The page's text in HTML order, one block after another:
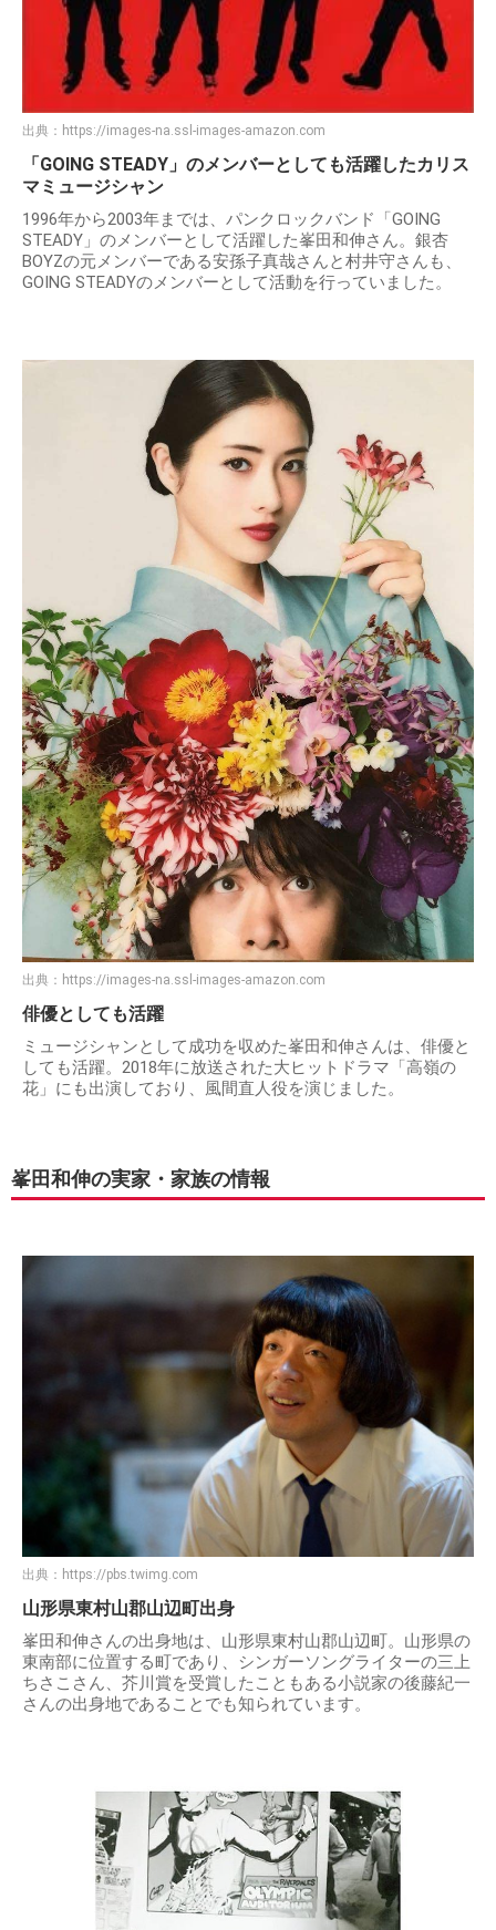
出典： https://images-na.ssl-images-amazon.com
「GOING STEADY」のメンバーとしても活躍したカリス
マミュージシャン
1996年から2003年までは、パンクロックバンド「GOING
STEADY」のメンバーとして活躍した峯田和伸さん。銀杏
BOYZの元メンバーである安孫子真哉さんと村井守さんも、
GOING STEADYのメンバーとして活動を行っていました。
出典： https://images-na.ssl-images-amazon.com
俳優としても活躍
ミュージシャンとして成功を収めた峯田和伸さんは、俳優と
しても活躍。2018年に放送された大ヒットドラマ「高嶺の
花」にも出演しており、風間直人役を演じました。
峯田和伸の実家・家族の情報
出典： https://pbs.twimg.com
山形県東村山郡山辺町出身
峯田和伸さんの出身地は、山形県東村山郡山辺町。山形県の
東南部に位置する町であり、シンガーソングライターの三上
ちさこさん、芥川賞を受賞したこともある小説家の後藤紀一
さんの出身地であることでも知られています。